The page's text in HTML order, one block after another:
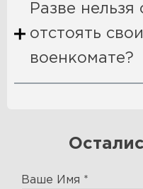
Разве нельзя
отстоять
военкомате?
Ваше Имя *